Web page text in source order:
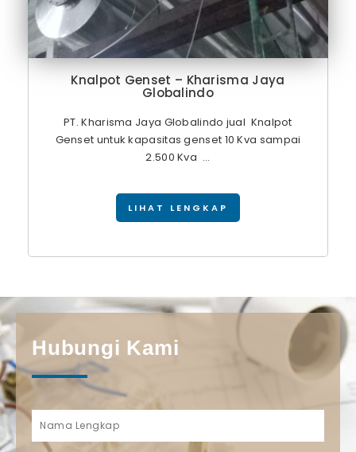
Knalpot Genset – Kharisma Jaya
Globalindo
PT. Kharisma Jaya Globalindo jual Knalpot
Genset untuk kapasitas genset 10 Kva sampai
2.500 Kva ...
LIHAT LENGKAP
Hubungi Kami